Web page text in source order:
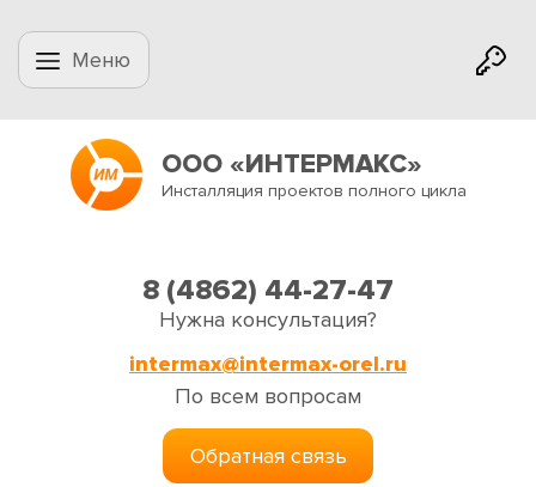
Меню
ООО «ИНТЕРМАКС»
Инсталляция проектов полного цикла
8 (4862) 44-27-47
Нужна консультация?
intermax@intermax-orel.ru
По всем вопросам
Обратная связь